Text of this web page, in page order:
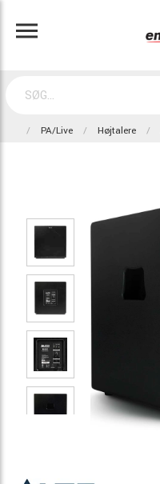
PA/Live Højtalere